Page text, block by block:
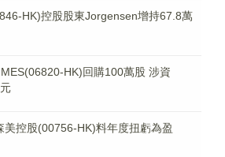
HK)控股股東Jorgensen增持67.8萬
HK)回購100萬股 涉資
美控股(00756-HK)料年度扭虧為盈